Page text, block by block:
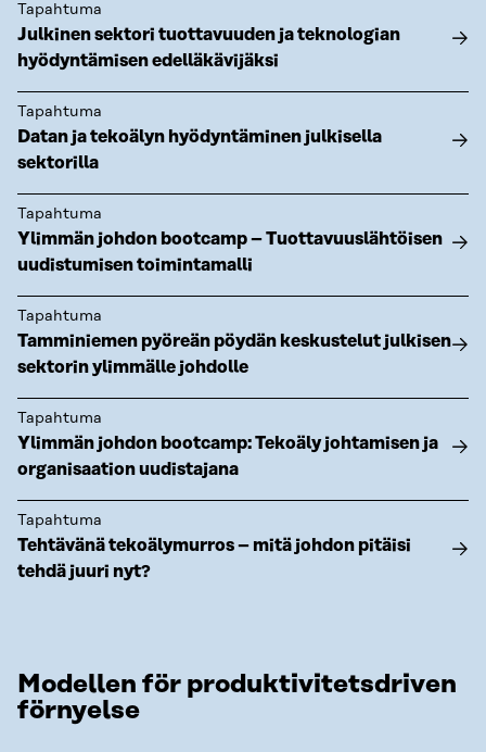
Tapahtuma
Julkinen sektori tuottavuuden ja teknologian
hyödyntämisen edelläkävijäksi
Tapahtuma
Datan ja tekoälyn hyödyntäminen julkisella
sektorilla
Tapahtuma
Ylimmän johdon bootcamp – Tuottavuuslähtöisen
uudistumisen toimintamalli
Tapahtuma
Tamminiemen pyöreän pöydän keskustelut julkisen
sektorin ylimmälle johdolle
Tapahtuma
Ylimmän johdon bootcamp: Tekoäly johtamisen ja
organisaation uudistajana
Tapahtuma
Tehtävänä tekoälymurros – mitä johdon pitäisi
tehdä juuri nyt?
Modellen för produktivitetsdriven
förnyelse